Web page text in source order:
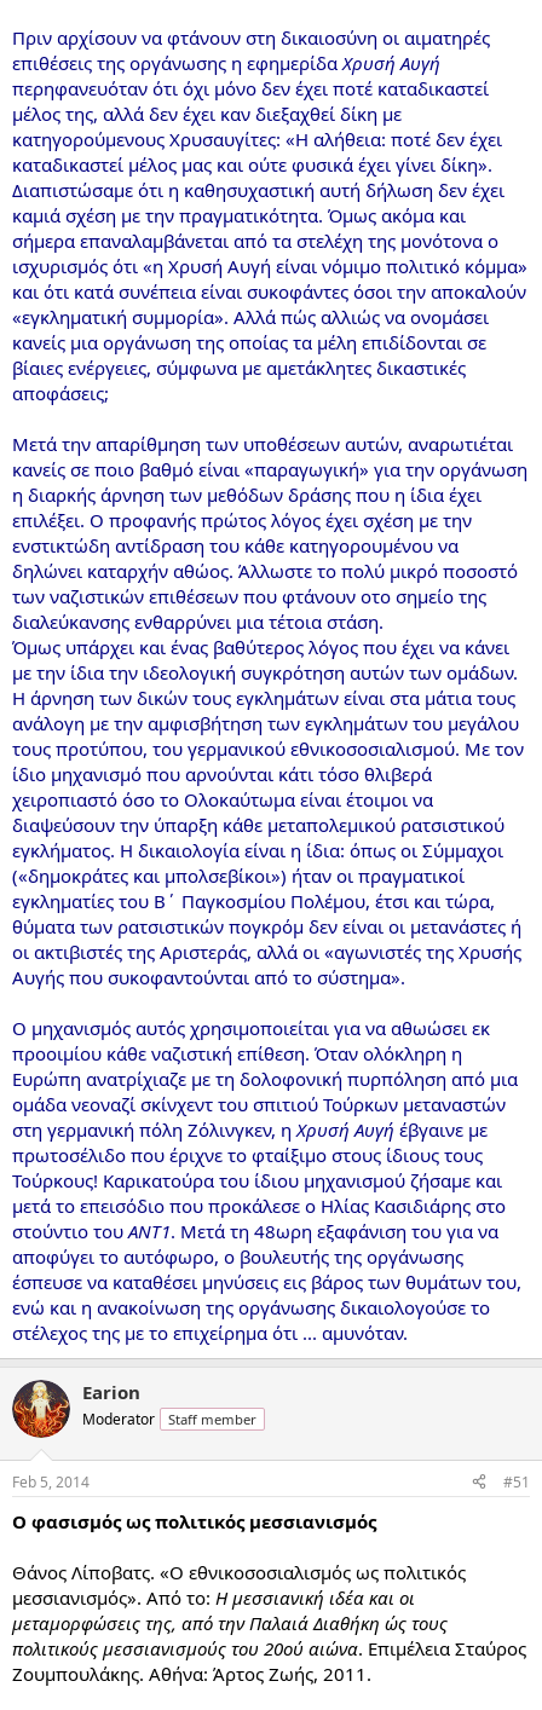
Πριν αρχίσουν να φτάνουν στη δικαιοσύνη οι αιματηρές
επιθέσεις της οργάνωσης η εφημερίδαΧρυσή Αυγή
περηφανευόταν ότι όχι μόνο δεν έχει ποτέ καταδικαστεί
μέλος της, αλλά δεν έχει καν διεξαχθεί δίκη με
κατηγορούμενους Χρυσαυγίτες: «Η αλήθεια: ποτέ δεν έχει
καταδικαστεί μέλος μας και ούτε φυσικά έχει γίνει δίκη».
Διαπιστώσαμε ότι η καθησυχαστική αυτή δήλωση δεν έχει
καμιά σχέση με την πραγματικότητα. Όμως ακόμα και
σήμερα επαναλαμβάνεται από τα στελέχη της μονότονα ο
ισχυρισμός ότι «η Χρυσή Αυγή είναι νόμιμο πολιτικό κόμμα»
και ότι κατά συνέπεια είναι συκοφάντες όσοι την αποκαλούν
«εγκληματική συμμορία». Αλλά πώς αλλιώς να ονομάσει
κανείς μια οργάνωση της οποίας τα μέλη επιδίδονται σε
βίαιες ενέργειες, σύμφωνα με αμετάκλητες δικαστικές
αποφάσεις;
Μετά την απαρίθμηση των υποθέσεων αυτών, αναρωτιέται
κανείς σε ποιο βαθμό είναι «παραγωγική» για την οργάνωση
η διαρκής άρνηση των μεθόδων δράσης που η ίδια έχει
επιλέξει. Ο προφανής πρώτος λόγος έχει σχέση με την
ενστικτώδη αντίδραση του κάθε κατηγορουμένου να
δηλώνει καταρχήν αθώος. Άλλωστε το πολύ μικρό ποσοστό
των ναζιστικών επιθέσεων που φτάνουν οτο σημείο της
διαλεύκανσης ενθαρρύνει μια τέτοια στάση.
Όμως υπάρχει και ένας βαθύτερος λόγος που έχει να κάνει
με την ίδια την ιδεολογική συγκρότηση αυτών των ομάδων.
Η άρνηση των δικών τους εγκλημάτων είναι στα μάτια τους
ανάλογη με την αμφισβήτηση των εγκλημάτων του μεγάλου
τους προτύπου, του γερμανικού εθνικοσοσιαλισμού. Με τον
ίδιο μηχανισμό που αρνούνται κάτι τόσο θλιβερά
χειροπιαστό όσο το Ολοκαύτωμα είναι έτοιμοι να
διαψεύσουν την ύπαρξη κάθε μεταπολεμικού ρατσιστικού
εγκλήματος. Η δικαιολογία είναι η ίδια: όπως οι Σύμμαχοι
(«δημοκράτες και μπολσεβίκοι») ήταν οι πραγματικοί
εγκληματίες του Β΄ Παγκοσμίου Πολέμου, έτσι και τώρα,
θύματα των ρατσιστικών πογκρόμ δεν είναι οι μετανάστες ή
οι ακτιβιστές της Αριστεράς, αλλά οι «αγωνιστές της Χρυσής
Αυγής που συκοφαντούνται από το σύστημα».
Ο μηχανισμός αυτός χρησιμοποιείται για να αθωώσει εκ
προοιμίου κάθε ναζιστική επίθεση. Όταν ολόκληρη η
Ευρώπη ανατρίχιαζε με τη δολοφονική πυρπόληση από μια
ομάδα νεοναζί σκίνχεντ του σπιτιού Τούρκων μεταναστών
στη γερμανική πόλη Ζόλινγκεν, ηΧρυσή Αυγή έβγαινε με
πρωτοσέλιδο που έριχνε το φταίξιμο στους ίδιους τους
Τούρκους! Καρικατούρα του ίδιου μηχανισμού ζήσαμε και
μετά το επεισόδιο που προκάλεσε ο Ηλίας Κασιδιάρης στο
στούντιο τουΑΝΤ1. Μετά τη 48ωρη εξαφάνιση του για να
αποφύγει το αυτόφωρο, ο βουλευτής της οργάνωσης
έσπευσε να καταθέσει μηνύσεις εις βάρος των θυμάτων του,
ενώ και η ανακοίνωση της οργάνωσης δικαιολογούσε το
στέλεχος της με το επιχείρημα ότι ... αμυνόταν.
Earion
Moderator Staff member
Feb 5, 2014 #51
Ο φασισμός ως πολιτικός μεσσιανισμός
Θάνος Λίποβατς. «Ο εθνικοσοσιαλισμός ως πολιτικός
μεσσιανισμός». Από το: Η μεσσιανική ιδέα και οι
μεταμορφώσεις της, από την Παλαιά Διαθήκη ώς τους
πολιτικούς μεσσιανισμούς του 20ού αιώνα. Επιμέλεια Σταύρος
Ζουμπουλάκης. Αθήνα: Άρτος Ζωής, 2011.